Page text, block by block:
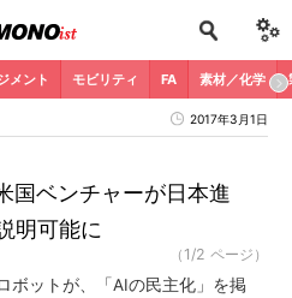
メント モビリティ FA 素材／化学
2017年3月1日
国ベンチャーが日本進
明可能に
（1/2 ページ）
ボットが、「AIの民主化」を掲